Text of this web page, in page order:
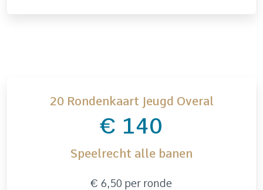
20 Rondenkaart Jeugd Overal
€ 140
Speelrecht alle banen
€ 6,50 per ronde